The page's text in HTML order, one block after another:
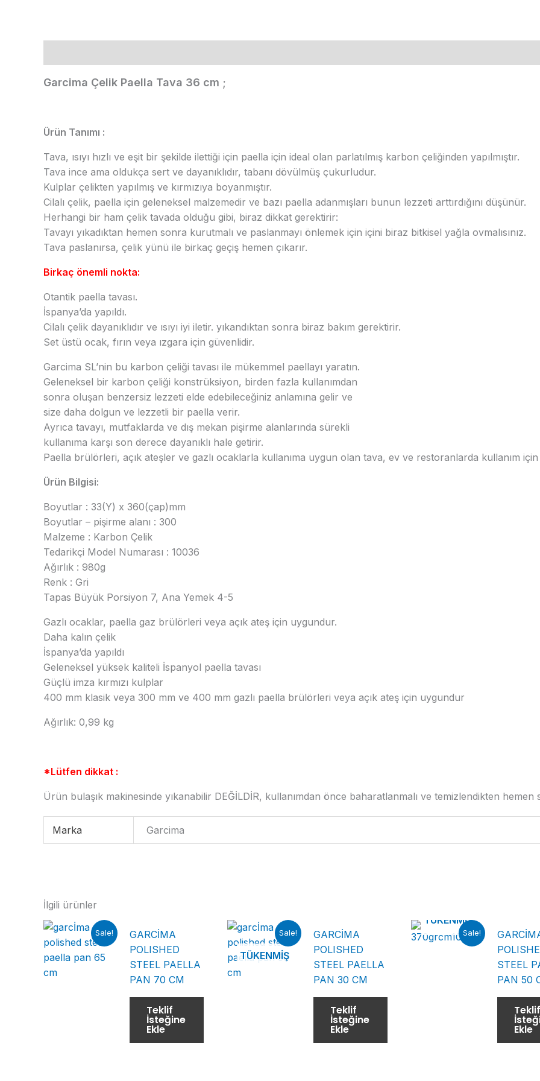
Garcima Çelik Paella Tava 36 cm ;
Ürün Tanımı :
Tava, ısıyı hızlı ve eşit bir şekilde ilettiği için paella için ideal olan parlatılmış karbon çeliğinden yapılmıştır.
Tava ince ama oldukça sert ve dayanıklıdır, tabanı dövülmüş çukurludur.
Kulplar çelikten yapılmış ve kırmızıya boyanmıştır.
Cilalı çelik, paella için geleneksel malzemedir ve bazı paella adanmışları bunun lezzeti arttırdığını düşünür.
Herhangi bir ham çelik tavada olduğu gibi, biraz dikkat gerektirir:
Tavayı yıkadıktan hemen sonra kurutmalı ve paslanmayı önlemek için içini biraz bitkisel yağla ovmalısınız.
Tava paslanırsa, çelik yünü ile birkaç geçiş hemen çıkarır.
Birkaç önemli nokta:
Otantik paella tavası.
İspanya’da yapıldı.
Cilalı çelik dayanıklıdır ve ısıyı iyi iletir. yıkandıktan sonra biraz bakım gerektirir.
Set üstü ocak, fırın veya ızgara için güvenlidir.
Garcima SL’nin bu karbon çeliği tavası ile mükemmel paellayı yaratın.
Geleneksel bir karbon çeliği konstrüksiyon, birden fazla kullanımdan
sonra oluşan benzersiz lezzeti elde edebileceğiniz anlamına gelir ve
size daha dolgun ve lezzetli bir paella verir.
Ayrıca tavayı, mutfaklarda ve dış mekan pişirme alanlarında sürekli
kullanıma karşı son derece dayanıklı hale getirir.
Paella brülörleri, açık ateşler ve gazlı ocaklarla kullanıma uygun olan tava, ev ve restoranlarda kullanım için
Ürün Bilgisi:
Boyutlar : 33(Y) x 360(çap)mm
Boyutlar – pişirme alanı : 300
Malzeme : Karbon Çelik
Tedarikçi Model Numarası : 10036
Ağırlık : 980g
Renk : Gri
Tapas Büyük Porsiyon 7, Ana Yemek 4-5
Gazlı ocaklar, paella gaz brülörleri veya açık ateş için uygundur.
Daha kalın çelik
İspanya’da yapıldı
Geleneksel yüksek kaliteli İspanyol paella tavası
Güçlü imza kırmızı kulplar
400 mm klasik veya 300 mm ve 400 mm gazlı paella brülörleri veya açık ateş için uygundur
Ağırlık: 0,99 kg
*Lütfen dikkat :
Ürün bulaşık makinesinde yıkanabilir DEĞİLDİR, kullanımdan önce baharatlanmalı ve temizlendikten hemen
Marka Garcima
İlgili ürünler
Sale!
GARCİMA
POLISHED
STEEL PAELLA
PAN 70 CM
Teklif
İsteğine
Ekle
Sale!
TÜKENMIŞ
GARCİMA
POLISHED
STEEL PAELLA
PAN 30 CM
Teklif
İsteğine
Ekle
Sale!
TÜKENMIŞ
STEEL
PAN 50
Teklif
Ekle